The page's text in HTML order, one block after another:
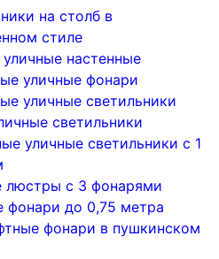
на столб в
стиле
настенные
уличные фонари
уличные светильники
светильники
уличные светильники с 1
люстры с 3 фонарями
фонари до 0,75 метра
фонари в пушкинском